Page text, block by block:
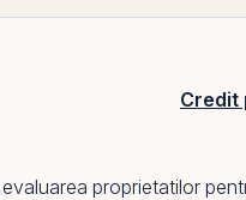
Credit
proprietatilor